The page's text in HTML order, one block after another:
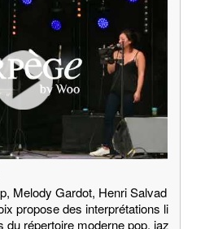
Melody Gardot, Henri Salvad
propose des interprétations li
répertoire moderne pop, jaz